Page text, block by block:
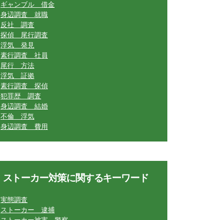
ギャンブル 借金
身辺調査 就職
反社 調査
探偵 尾行調査
浮気 発見
素行調査 社員
尾行 方法
浮気 証拠
素行調査 探偵
犯罪歴 調査
身辺調査 結婚
不倫 浮気
身辺調査 費用
ストーカー対策に関するキーワード
実態調査
ストーカー 逮捕